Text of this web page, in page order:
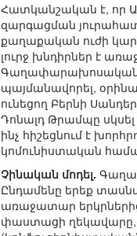
Հատկանշական է, որ
զարգացման
քաղաքական ուժի
լուրջ խնդիրներ է
Գաղափարախոսական
պայմանավորել,
ունեցող Բերնի
Դոնալդ Թրամպը
ինչ հիշեցնում է
կոմունիստական
Չինական մոդել.
Ընդամենը երեք
առաջատար
փաստացի ղեկավարը,